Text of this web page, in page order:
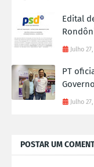
Edital
Julho
PT
Julho
POSTAR UM